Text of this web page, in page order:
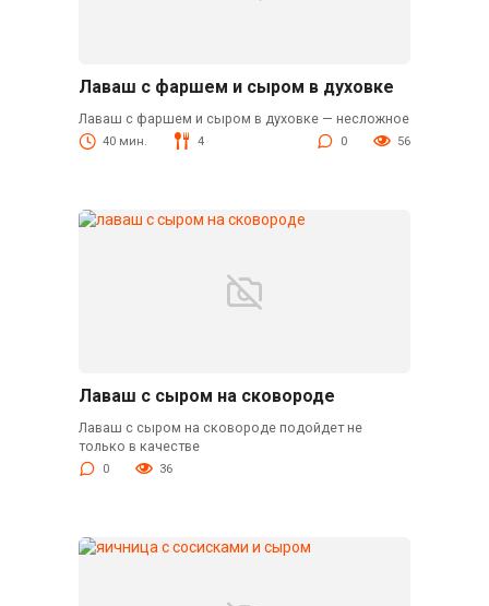
Лаваш с фаршем и сыром в духовке
Лаваш с фаршем и сыром в духовке — несложное
40 мин. 4 0 56
Лаваш с сыром на сковороде
Лаваш с сыром на сковороде подойдет не
только в качестве
0 36